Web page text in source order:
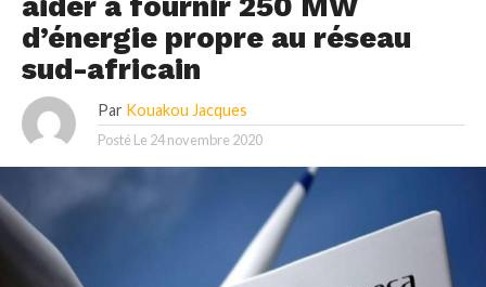
d’énergie propre au réseau
sud-africain
Par Kouakou Jacques
Posté Le 24 novembre 2020